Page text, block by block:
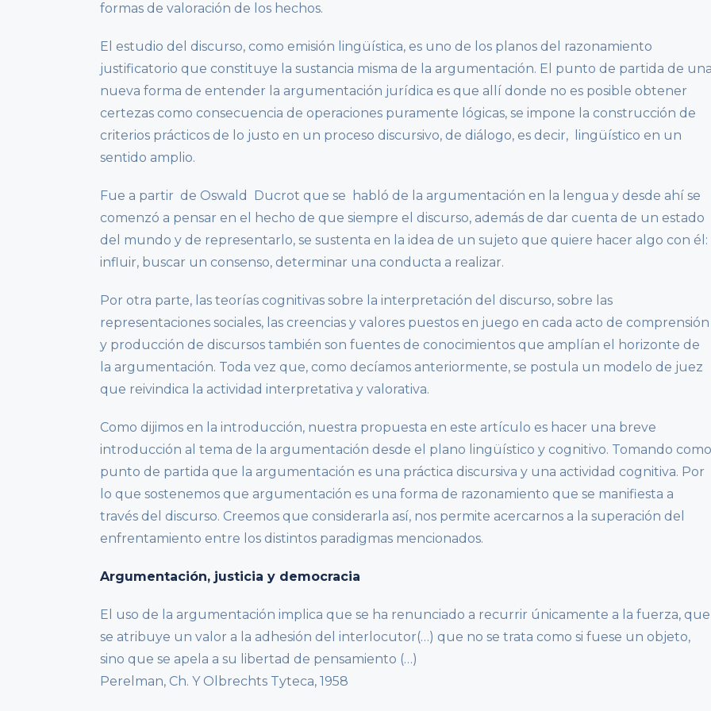
formas de valoración de los hechos.
El estudio del discurso, como emisión lingüística, es uno de los planos del razonamiento
justificatorio que constituye la sustancia misma de la argumentación. El punto de partida de
nueva forma de entender la argumentación jurídica es que allí donde no es posible obtener
certezas como consecuencia de operaciones puramente lógicas, se impone la construcción de
criterios prácticos de lo justo en un proceso discursivo, de diálogo, es decir, lingüístico en un
sentido amplio.
Fue a partir de Oswald Ducrot que se habló de la argumentación en la lengua y desde ahí se
comenzó a pensar en el hecho de que siempre el discurso, además de dar cuenta de un estado
del mundo y de representarlo, se sustenta en la idea de un sujeto que quiere hacer algo con él:
influir, buscar un consenso, determinar una conducta a realizar.
Por otra parte, las teorías cognitivas sobre la interpretación del discurso, sobre las
representaciones sociales, las creencias y valores puestos en juego en cada acto de comprensión
y producción de discursos también son fuentes de conocimientos que amplían el horizonte de
la argumentación. Toda vez que, como decíamos anteriormente, se postula un modelo de juez
que reivindica la actividad interpretativa y valorativa.
Como dijimos en la introducción, nuestra propuesta en este artículo es hacer una breve
introducción al tema de la argumentación desde el plano lingüístico y cognitivo. Tomando como
punto de partida que la argumentación es una práctica discursiva y una actividad cognitiva. Por
lo que sostenemos que argumentación es una forma de razonamiento que se manifiesta a
través del discurso. Creemos que considerarla así, nos permite acercarnos a la superación del
enfrentamiento entre los distintos paradigmas mencionados.
Argumentación, justicia y democracia
El uso de la argumentación implica que se ha renunciado a recurrir únicamente a la fuerza, que
se atribuye un valor a la adhesión del interlocutor(…) que no se trata como si fuese un objeto,
sino que se apela a su libertad de pensamiento (…)
Perelman, Ch. Y Olbrechts Tyteca, 1958